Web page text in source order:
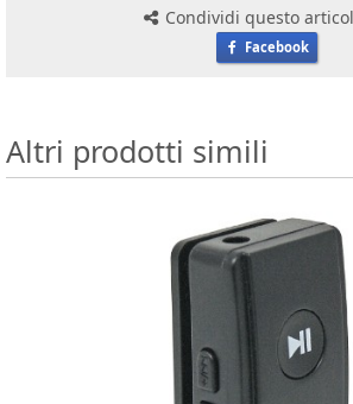
Condividi questo
Facebook
Altri prodotti simili